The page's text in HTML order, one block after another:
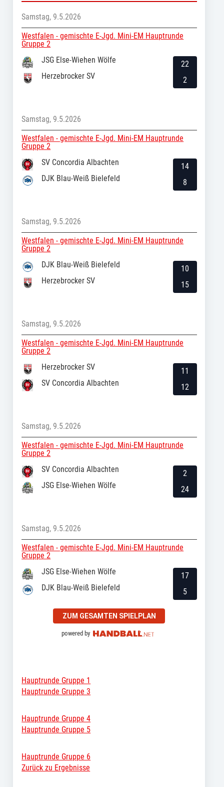
Samstag, 9.5.2026
Westfalen - gemischte E-Jgd. Mini-EM Hauptrunde
Gruppe 2
JSG Else-Wiehen Wölfe
Herzebrocker SV
22
2
Samstag, 9.5.2026
Westfalen - gemischte E-Jgd. Mini-EM Hauptrunde
Gruppe 2
SV Concordia Albachten
DJK Blau-Weiß Bielefeld
14
8
Samstag, 9.5.2026
Westfalen - gemischte E-Jgd. Mini-EM Hauptrunde
Gruppe 2
DJK Blau-Weiß Bielefeld
Herzebrocker SV
10
15
Samstag, 9.5.2026
Westfalen - gemischte E-Jgd. Mini-EM Hauptrunde
Gruppe 2
Herzebrocker SV
SV Concordia Albachten
11
12
Samstag, 9.5.2026
Westfalen - gemischte E-Jgd. Mini-EM Hauptrunde
Gruppe 2
SV Concordia Albachten
JSG Else-Wiehen Wölfe
2
24
Samstag, 9.5.2026
Westfalen - gemischte E-Jgd. Mini-EM Hauptrunde
Gruppe 2
JSG Else-Wiehen Wölfe
DJK Blau-Weiß Bielefeld
17
5
ZUM GESAMTEN SPIELPLAN
powered by
Hauptrunde Gruppe 1
Hauptrunde Gruppe 3
Hauptrunde Gruppe 4
Hauptrunde Gruppe 5
Hauptrunde Gruppe 6
Zurück zu Ergebnisse